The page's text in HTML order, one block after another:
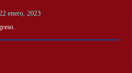
22 enero, 2023